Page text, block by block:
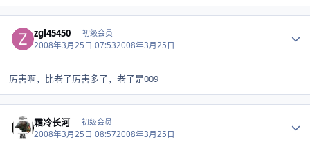
zgl45450 初级会员
2008年3月25日 07:532008年3月25日
厉害啊，比老子厉害多了，老子是009
霜冷长河 初级会员
2008年3月25日 08:572008年3月25日